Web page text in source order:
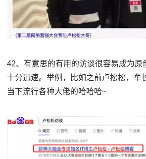
42、有意思的有用的访谈很容易成为原
十分迅速。举例，比如之前卢松松，牟
当下流行各种大佬的哈哈哈~